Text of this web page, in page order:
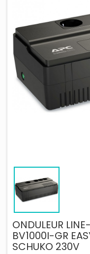
ONDULEUR
BV1000I-GR
SCHUKO 230V